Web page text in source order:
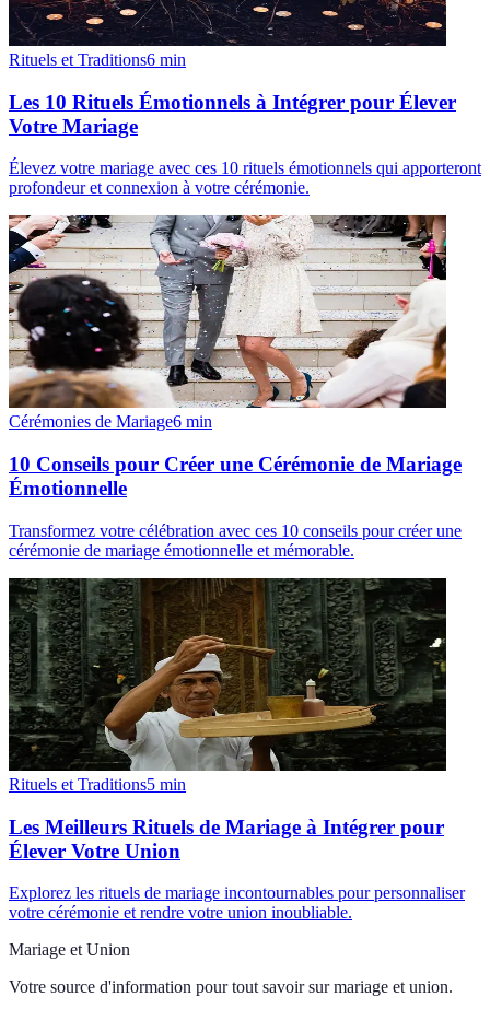
Rituels et Traditions6 min
Les 10 Rituels Émotionnels à Intégrer pour Élever
Votre Mariage
Élevez votre mariage avec ces 10 rituels émotionnels qui apporteront
profondeur et connexion à votre cérémonie.
Cérémonies de Mariage6 min
10 Conseils pour Créer une Cérémonie de Mariage
Émotionnelle
Transformez votre célébration avec ces 10 conseils pour créer une
cérémonie de mariage émotionnelle et mémorable.
Rituels et Traditions5 min
Les Meilleurs Rituels de Mariage à Intégrer pour
Élever Votre Union
Explorez les rituels de mariage incontournables pour personnaliser
votre cérémonie et rendre votre union inoubliable.
Mariage et Union
Votre source d'information pour tout savoir sur mariage et union.